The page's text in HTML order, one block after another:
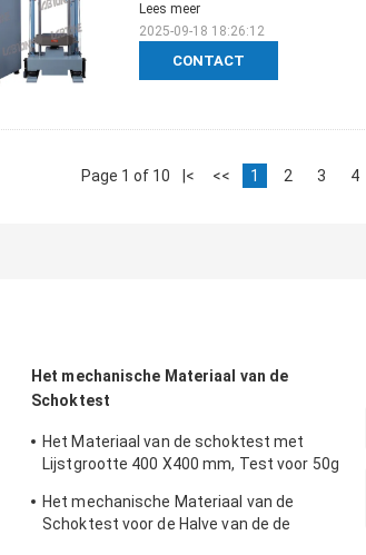
CONTACT
Lees meer
2025-09-18 18:26:12
Page 1 of 10 |< << 1 2 3 4
Het mechanische Materiaal van de
Schoktest
Het Materiaal van de schoktest met
Lijstgrootte 400 X400 mm, Test voor 50g
Het mechanische Materiaal van de
Schoktest voor de Halve van de de